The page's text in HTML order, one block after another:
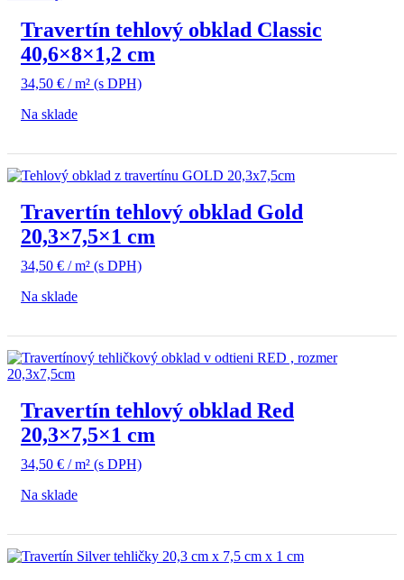
Travertín tehlový obklad Classic
40,6×8×1,2 cm
34,50 € / m² (s DPH)
Na sklade
Travertín tehlový obklad Gold
20,3×7,5×1 cm
34,50 € / m² (s DPH)
Na sklade
Travertín tehlový obklad Red
20,3×7,5×1 cm
34,50 € / m² (s DPH)
Na sklade